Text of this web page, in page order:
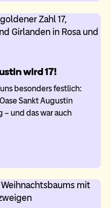
wird 17!
besonders festlich:
Sankt Augustin
– und das war auch